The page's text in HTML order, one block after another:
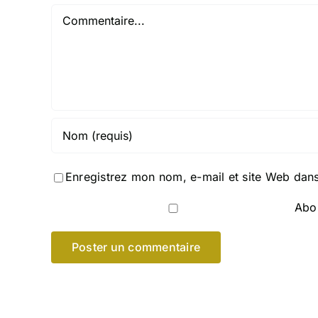
Commentaire
Enregistrez mon nom, e-mail et site Web